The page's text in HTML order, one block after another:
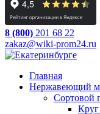
8 (800) 201 68 22
zakaz@wiki-prom24.ru
Главная
Нержавеющий
Сортовой